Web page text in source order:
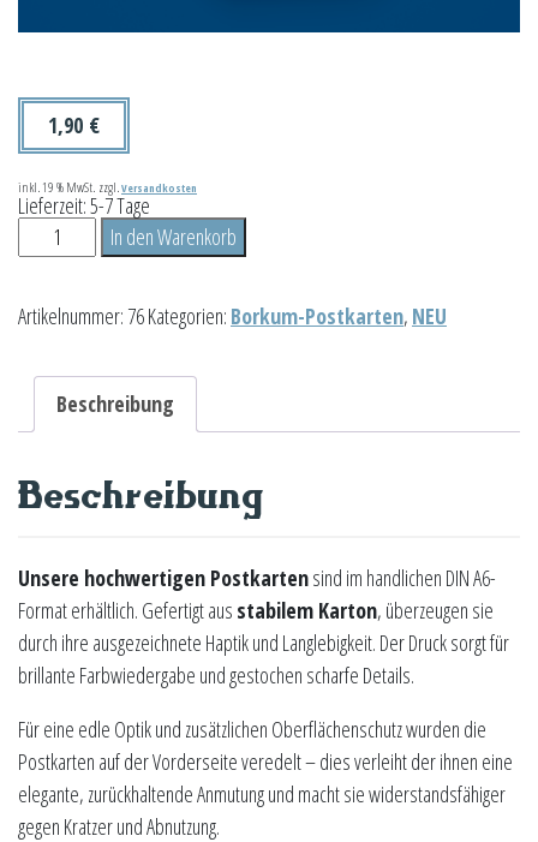
1,90 €
inkl. 19 % MwSt. zzgl.Versandkosten
Lieferzeit:5-7 Tage
Neuer
Leuchtturm
In den Warenkorb
Artikelnummer: 76Kategorien: Borkum-Postkarten, NEU
Beschreibung
Beschreibung
Unsere hochwertigen Postkartensind im handlichen DIN A6-
Format erhältlich. Gefertigt aus stabilem Karton, überzeugen sie
durch ihre ausgezeichnete Haptik und Langlebigkeit. Der Druck sorgt für
brillante Farbwiedergabe und gestochen scharfe Details.
Für eine edle Optik und zusätzlichen Oberflächenschutz wurden die
Postkarten auf der Vorderseite veredelt – dies verleiht der ihnen eine
elegante, zurückhaltende Anmutung und macht sie widerstandsfähiger
gegen Kratzer und Abnutzung.